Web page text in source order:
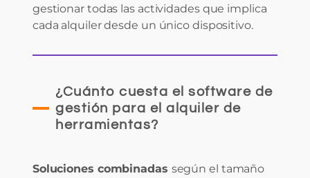
gestionar todas las actividades que implica
cada alquiler desde un único dispositivo.
¿Cuánto cuesta el software de
gestión para el alquiler de
herramientas?
Soluciones combinadas según el tamaño